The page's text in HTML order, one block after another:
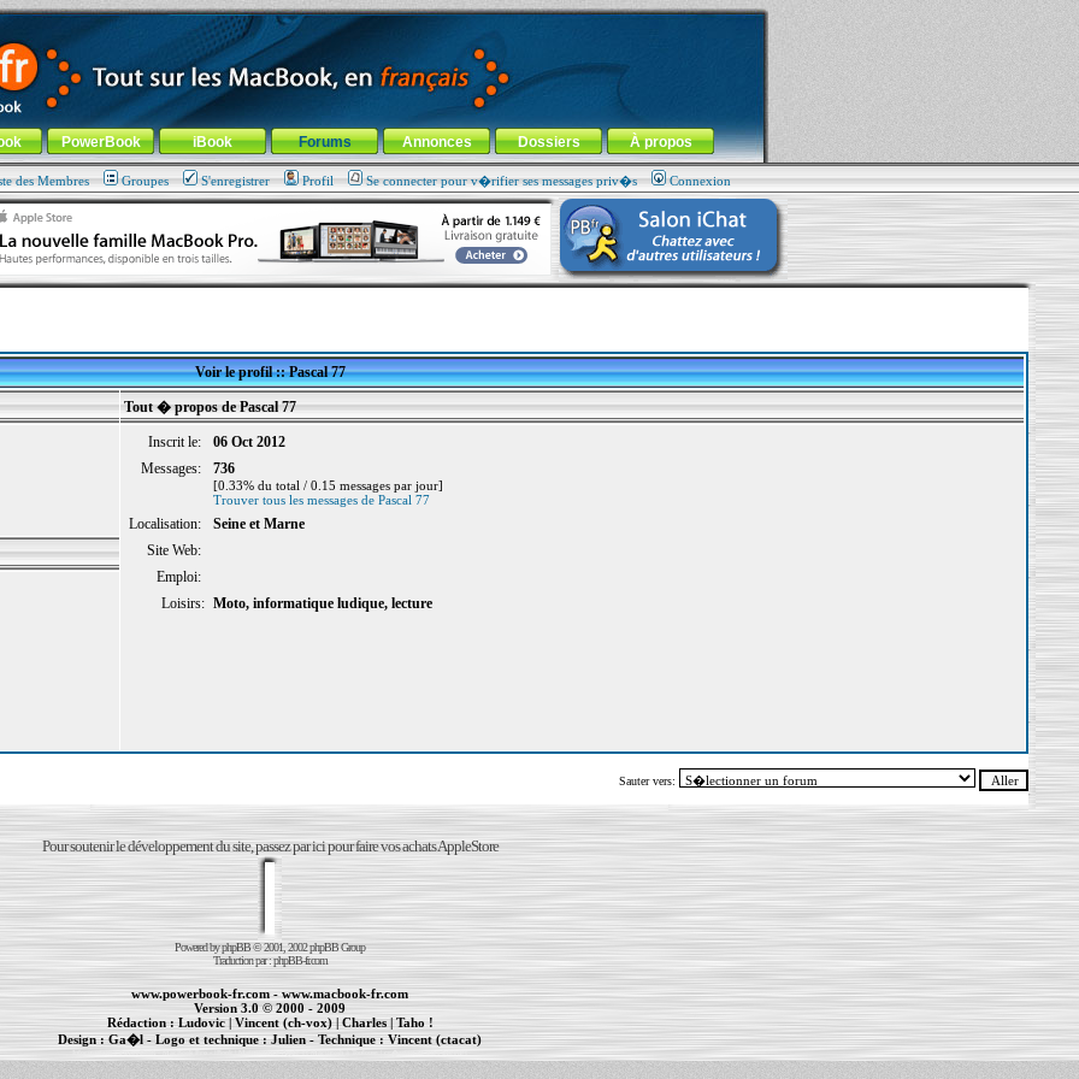
! -Aller au menu de la rubrique
PowerBook iBook Forums Annonces Dossiers À propos
des Membres Groupes S'enregistrer Profil Se connecter pour v�rifier ses messages priv�s Connexion
Voir le profil :: Pascal 77
Tout � propos de Pascal 77
Inscrit le:
06 Oct 2012
Messages:
736
[0.33% du total / 0.15 messages par jour]
Trouver tous les messages de Pascal 77
Localisation:
Seine et Marne
Site Web:
Emploi:
Loisirs: Moto, informatique ludique, lecture
Sauter vers:
Pour soutenir le développement du site, passez par ici pour faire vos achats AppleStore
Powered byphpBB© 2001, 2002 phpBB Group
Traduction par :phpBB-fr.com
www.powerbook-fr.com-www.macbook-fr.com
Version 3.0 © 2000 - 2009
Rédaction :Ludovic|Vincent (ch-vox)|Charles|Taho !
Design :Ga�l - Logo et technique :Julien- Technique :Vincent (ctacat)